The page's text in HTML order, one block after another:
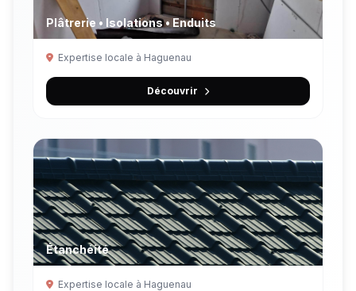
Plâtrerie • Isolations • Enduits
Expertise locale à Haguenau
Découvrir
Étanchéité
Expertise locale à Haguenau